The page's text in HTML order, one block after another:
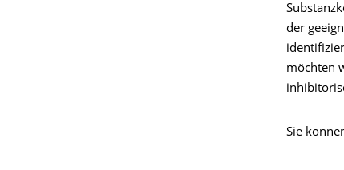
der
möchten
Sie